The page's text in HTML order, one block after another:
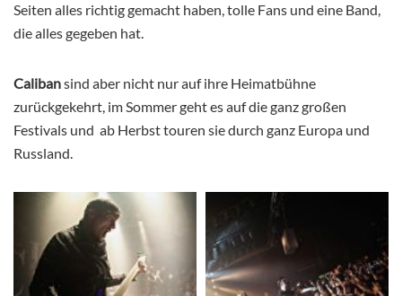
Seiten alles richtig gemacht haben, tolle Fans und eine Band,
die alles gegeben hat.
Calibansind aber nicht nur auf ihre Heimatbühne
zurückgekehrt, im Sommer geht es auf die ganz großen
Festivals und ab Herbst touren sie durch ganz Europa und
Russland.